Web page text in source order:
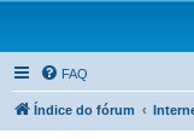
FAQ
Índice do fórum